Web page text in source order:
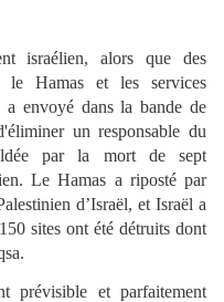
israélien, alors que des
le Hamas et les services
a envoyé dans la bande de
un responsable du
par la mort de sept
Le Hamas a riposté par
d’Israël, et Israël a
sites ont été détruits dont
prévisible et parfaitement